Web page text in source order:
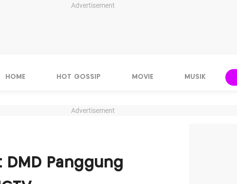
Advertisement
HOME HOT GOSSIP MOVIE MUSIK
Advertisement
DMD Panggung